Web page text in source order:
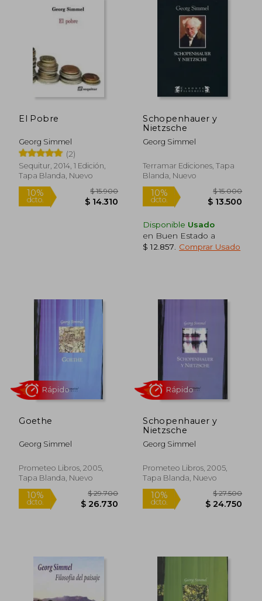
dcto.
10%
dcto.
El Pobre
Georg Simmel
(2)
Sequitur, 2014, 1 Edición,
Tapa Blanda, Nuevo
10%
dcto.
Schopenhauer y
Nietzsche
Georg Simmel
Terramar Ediciones, Tapa
Blanda, Nuevo
10%
dcto.
Disponible Usado
en Buen Estado a
$ 12.857
Comprar Usado
Goethe
Georg Simmel
Prometeo Libros, 2005,
Tapa Blanda, Nuevo
Schopenhauer y
Nietzsche
Georg Simmel
Prometeo Libros, 2005,
Tapa Blanda, Nuevo